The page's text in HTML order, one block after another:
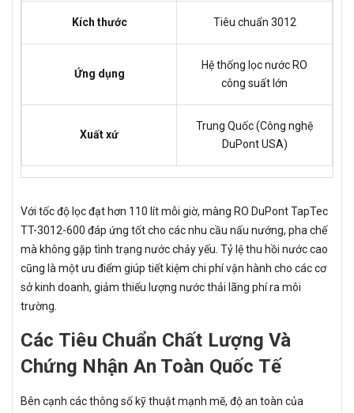
Kích thước Tiêu chuẩn 3012
Ứng dụng
Hệ thống lọc nước RO
công suất lớn
Xuất xứ
Trung Quốc (Công nghệ
DuPont USA)
Với tốc độ lọc đạt hơn 110 lít mỗi giờ, màng RO DuPont TapTec
TT-3012-600 đáp ứng tốt cho các nhu cầu nấu nướng, pha chế
mà không gặp tình trạng nước chảy yếu. Tỷ lệ thu hồi nước cao
cũng là một ưu điểm giúp tiết kiệm chi phí vận hành cho các cơ
sở kinh doanh, giảm thiểu lượng nước thải lãng phí ra môi
trường.
Các Tiêu Chuẩn Chất Lượng Và
Chứng Nhận An Toàn Quốc Tế
Bên cạnh các thông số kỹ thuật mạnh mẽ, độ an toàn của